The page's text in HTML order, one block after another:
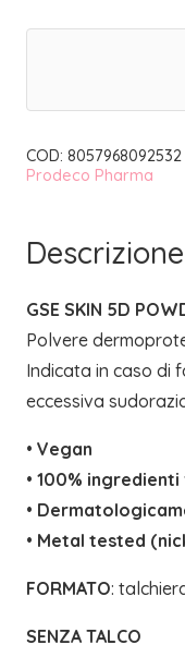
COD: 8057968092532
Prodeco Pharma
Descrizione
GSE SKIN 5D
Polvere
Indicata in caso di
eccessiva
• Vegan
• 100%
•
• Metal tested
FORMATO:
SENZA TALCO